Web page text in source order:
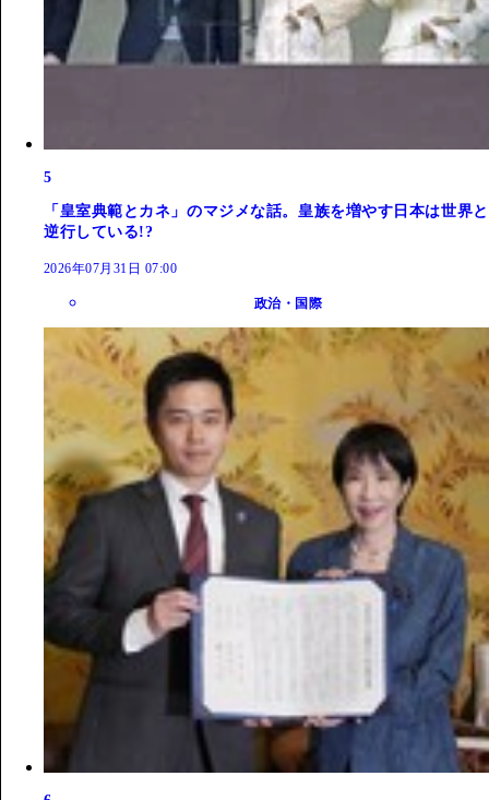
5
「皇室典範とカネ」のマジメな話。皇族を増やす日本は世界と
逆行している!?
2026年07月31日 07:00
政治・国際